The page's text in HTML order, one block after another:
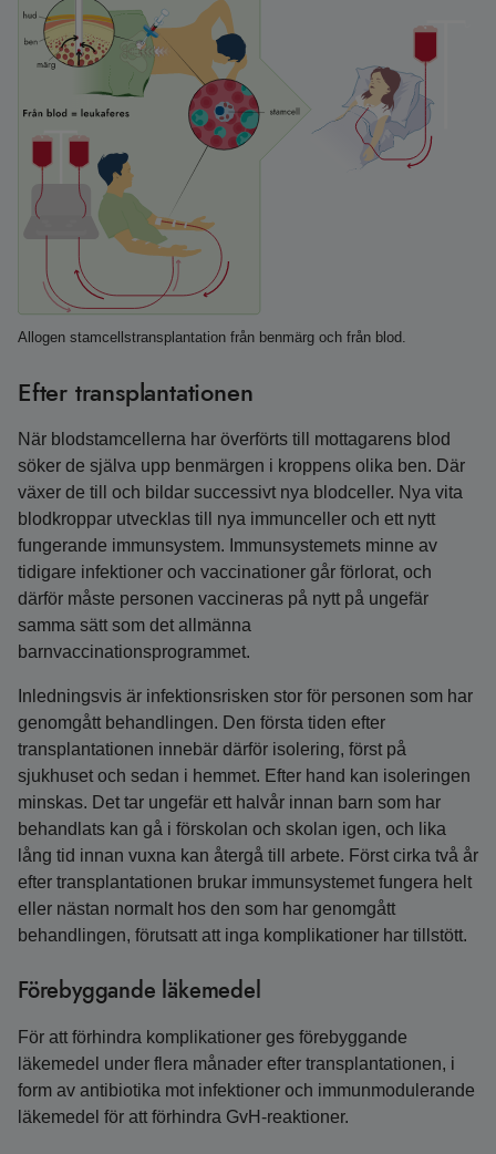
Allogen stamcellstransplantation från benmärg och från blod.
Efter transplantationen
När blodstamcellerna har överförts till mottagarens blod
söker de själva upp benmärgen i kroppens olika ben. Där
växer de till och bildar successivt nya blodceller. Nya vita
blodkroppar utvecklas till nya immunceller och ett nytt
fungerande immunsystem. Immunsystemets minne av
tidigare infektioner och vaccinationer går förlorat, och
därför måste personen vaccineras på nytt på ungefär
samma sätt som det allmänna
barnvaccinationsprogrammet.
Inledningsvis är infektionsrisken stor för personen som har
genomgått behandlingen. Den första tiden efter
transplantationen innebär därför isolering, först på
sjukhuset och sedan i hemmet. Efter hand kan isoleringen
minskas. Det tar ungefär ett halvår innan barn som har
behandlats kan gå i förskolan och skolan igen, och lika
lång tid innan vuxna kan återgå till arbete. Först cirka två år
efter transplantationen brukar immunsystemet fungera helt
eller nästan normalt hos den som har genomgått
behandlingen, förutsatt att inga komplikationer har tillstött.
Förebyggande läkemedel
För att förhindra komplikationer ges förebyggande
läkemedel under flera månader efter transplantationen, i
form av antibiotika mot infektioner och immunmodulerande
läkemedel för att förhindra GvH-reaktioner.